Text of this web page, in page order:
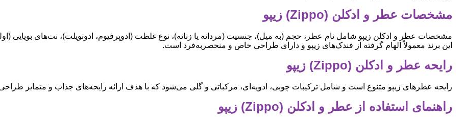
مشخصات عطر و ادکلن (Zippo) زیپو
مشخصات عطر و ادکلن زیپو شامل نام عطر، حجم (به میل)، جنسیت (مردانه یا زنانه)، نوع غلظت (ادوپرفیوم، ادوتویلت)، نت‌های بویایی
این برند معمولاً الهام گرفته از فندک‌های زیپو و دارای طراحی خاص و منحصربه‌فرد است.
رایحه عطر و ادکلن (Zippo) زیپو
رایحه عطرهای زیپو متنوع است و شامل ترکیبات چوبی، ادویه‌ای، مرکباتی و گلی می‌شود که با هدف ارائه رایحه‌های جذاب و متمایز
راهنمای استفاده از عطر و ادکلن (Zippo) زیپو